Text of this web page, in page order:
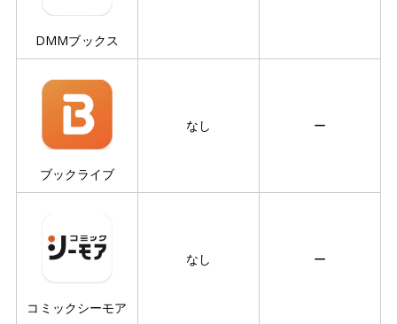
DMMブックス
ブックライブ
なし ー
コミックシーモア
なし ー